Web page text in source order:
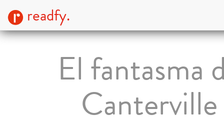
readfy.
El fantasma
Canterville